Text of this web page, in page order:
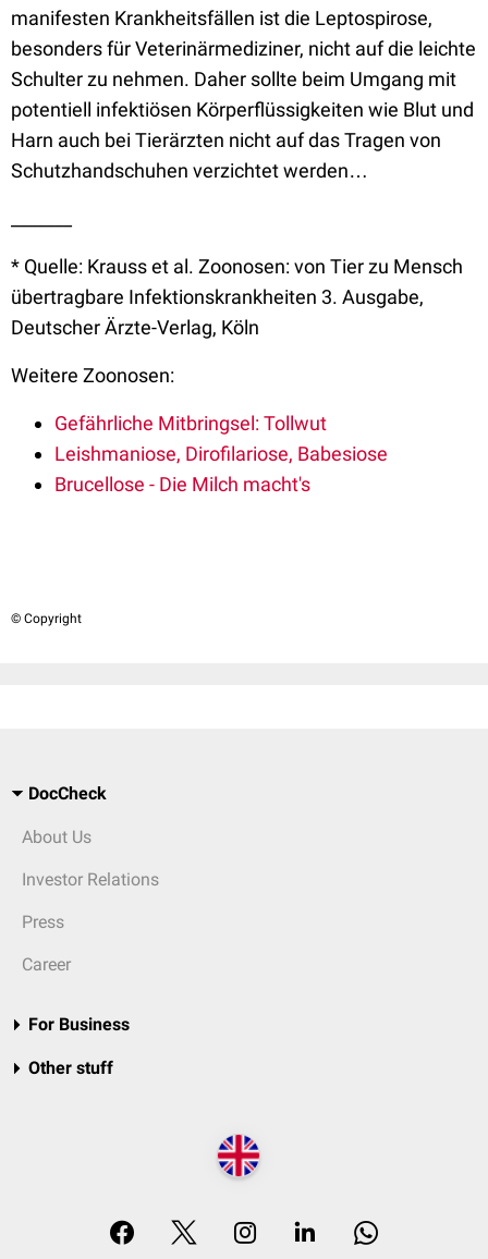
manifesten Krankheitsfällen ist die Leptospirose,
besonders für Veterinärmediziner, nicht auf die leichte
Schulter zu nehmen. Daher sollte beim Umgang mit
potentiell infektiösen Körperflüssigkeiten wie Blut und
Harn auch bei Tierärzten nicht auf das Tragen von
Schutzhandschuhen verzichtet werden…
* Quelle: Krauss et al. Zoonosen: von Tier zu Mensch
übertragbare Infektionskrankheiten 3. Ausgabe,
Deutscher Ärzte-Verlag, Köln
Weitere Zoonosen:
Gefährliche Mitbringsel: Tollwut
Leishmaniose, Dirofilariose, Babesiose
Brucellose - Die Milch macht's
© Copyright
DocCheck
About Us
Investor Relations
Press
Career
For Business
Other stuff